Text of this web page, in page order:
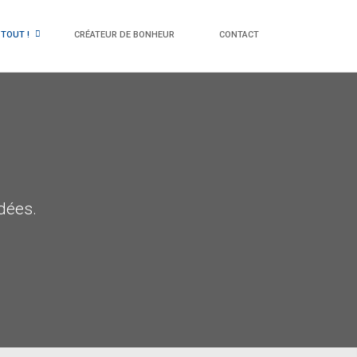
! CRÉATEUR DE BONHEUR CONTACT